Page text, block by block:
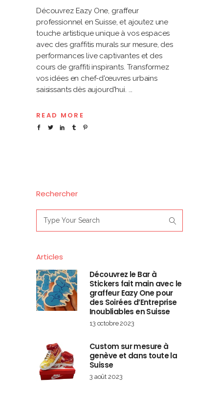
Découvrez Eazy One, graffeur
professionnel en Suisse, et ajoutez une
touche artistique unique à vos espaces
avec des graffitis murals sur mesure, des
performances live captivantes et des
cours de graffiti inspirants. Transformez
vos idées en chef-d'œuvres urbains
saisissants dès aujourd'hui.
READ MORE
Rechercher
for:
Articles
Découvrez le Bar à
Stickers fait main avec le
graffeur Eazy One pour
des Soirées d’Entreprise
Inoubliables en Suisse
13 octobre 2023
Custom sur mesure à
genève et dans toute la
Suisse
3 août 2023